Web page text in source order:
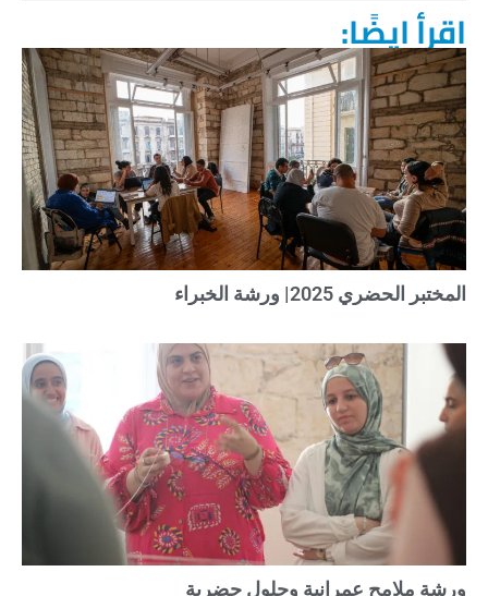
اقرأ ايضًا:
المختبر الحضري 2025| ورشة الخبراء
ورشة ملامح عمرانية وحلول حضرية